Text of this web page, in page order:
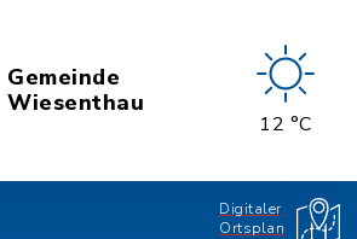
Gemeinde
Wiesenthau
12 °C
Digitaler
Ortsplan